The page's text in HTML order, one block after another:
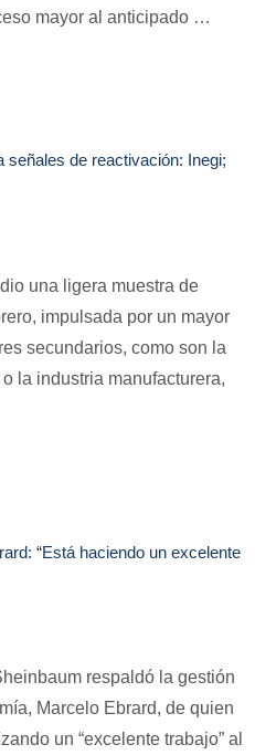
mayor al anticipado …
señales de reactivación: Inegi;
una ligera muestra de
impulsada por un mayor
secundarios, como son la
la industria manufacturera,
“Está haciendo un excelente
respaldó la gestión
Marcelo Ebrard, de quien
un “excelente trabajo” al